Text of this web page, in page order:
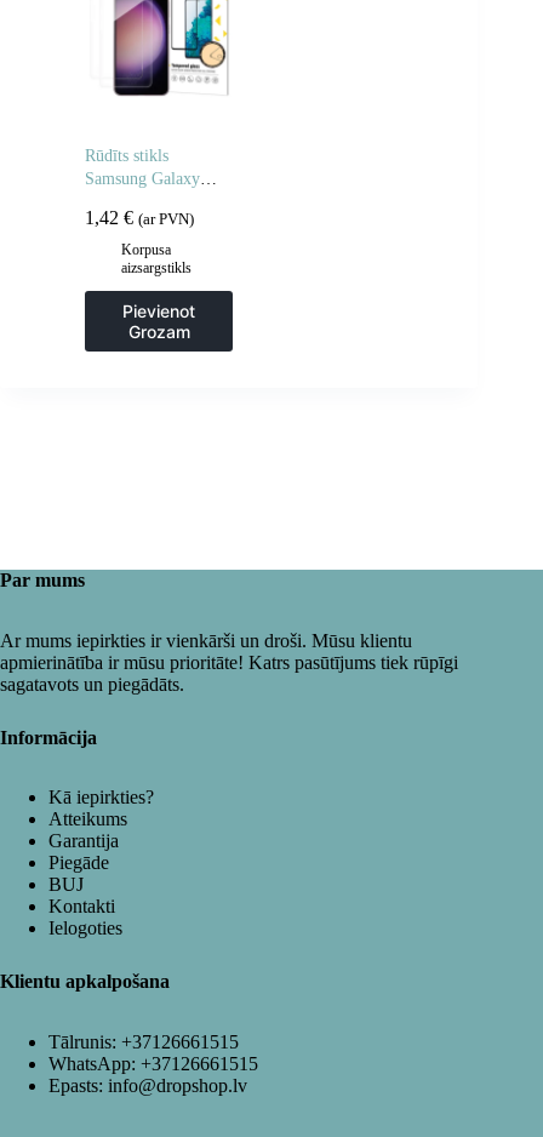
Rūdīts stikls
Samsung Galaxy
stikla – 2 gab.
1,42 € (ar PVN)
Korpusa
aizsargstikls
Pievienot
Grozam
Par mums
Ar mums iepirkties ir vienkārši un droši. Mūsu klientu
apmierinātība ir mūsu prioritāte! Katrs pasūtījums tiek rūpīgi
sagatavots un piegādāts.
Informācija
Kā iepirkties?
Atteikums
Garantija
Piegāde
BUJ
Kontakti
Ielogoties
Klientu apkalpošana
Tālrunis: +37126661515
WhatsApp: +37126661515
Epasts: info@dropshop.lv